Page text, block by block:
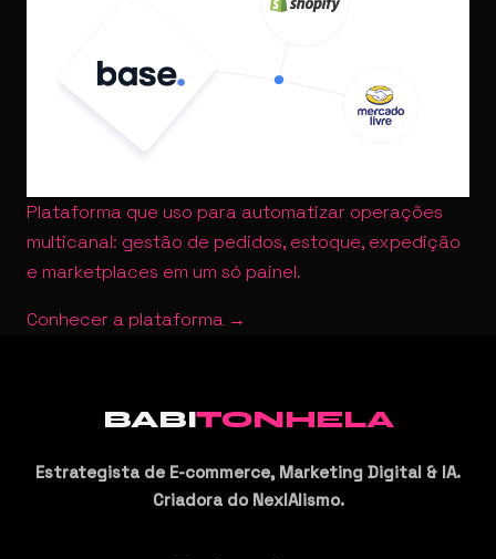
Plataforma que uso para automatizar operações
multicanal: gestão de pedidos, estoque, expedição
e marketplaces em um só painel.
Conhecer a plataforma →
BABITONHELA
Estrategista de E-commerce, Marketing Digital & IA.
Criadora do NexIAlismo.